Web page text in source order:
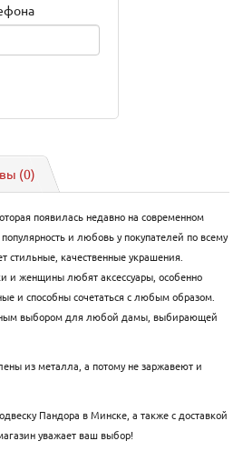
(0)
появилась недавно на современном
и любовь у покупателей по всему
стильные, качественные украшения.
и женщины любят аксессуары, особенно
и способны сочетаться с любым образом.
выбором для любой дамы, выбирающей
из металла, а потому не заржавеют и
Пандора в Минске, а также с доставкой
уважает ваш выбор!